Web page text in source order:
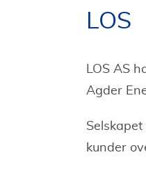
LOS
LOS AS
Agder
kunder